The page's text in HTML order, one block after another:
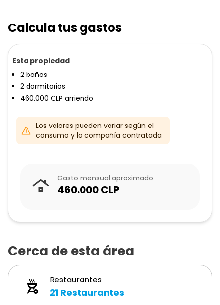
Calcula tus gastos
Esta propiedad
2 baños
2 dormitorios
460.000 CLP arriendo
Los valores pueden variar según el
consumo y la compañía contratada
Gasto mensual aproximado
460.000CLP
Cerca de esta área
Restaurantes
21 Restaurantes